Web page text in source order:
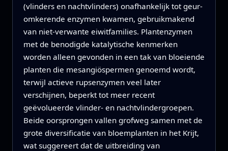
(vlinders en nachtvlinders) onafhankelijk tot geur-
omkerende enzymen kwamen, gebruikmakend
van niet-verwante eiwitfamilies. Plantenzymen
met de benodigde katalytische kenmerken
worden alleen gevonden in een tak van bloeiende
planten die mesangiöspermen genoemd wordt,
terwijl actieve rupsenzymen veel later
verschijnen, beperkt tot meer recent
geëvolueerde vlinder- en nachtvlindergroepen.
Beide oorsprongen vallen grofweg samen met de
grote diversificatie van bloemplanten in het Krijt,
wat suggereert dat de uitbreiding van